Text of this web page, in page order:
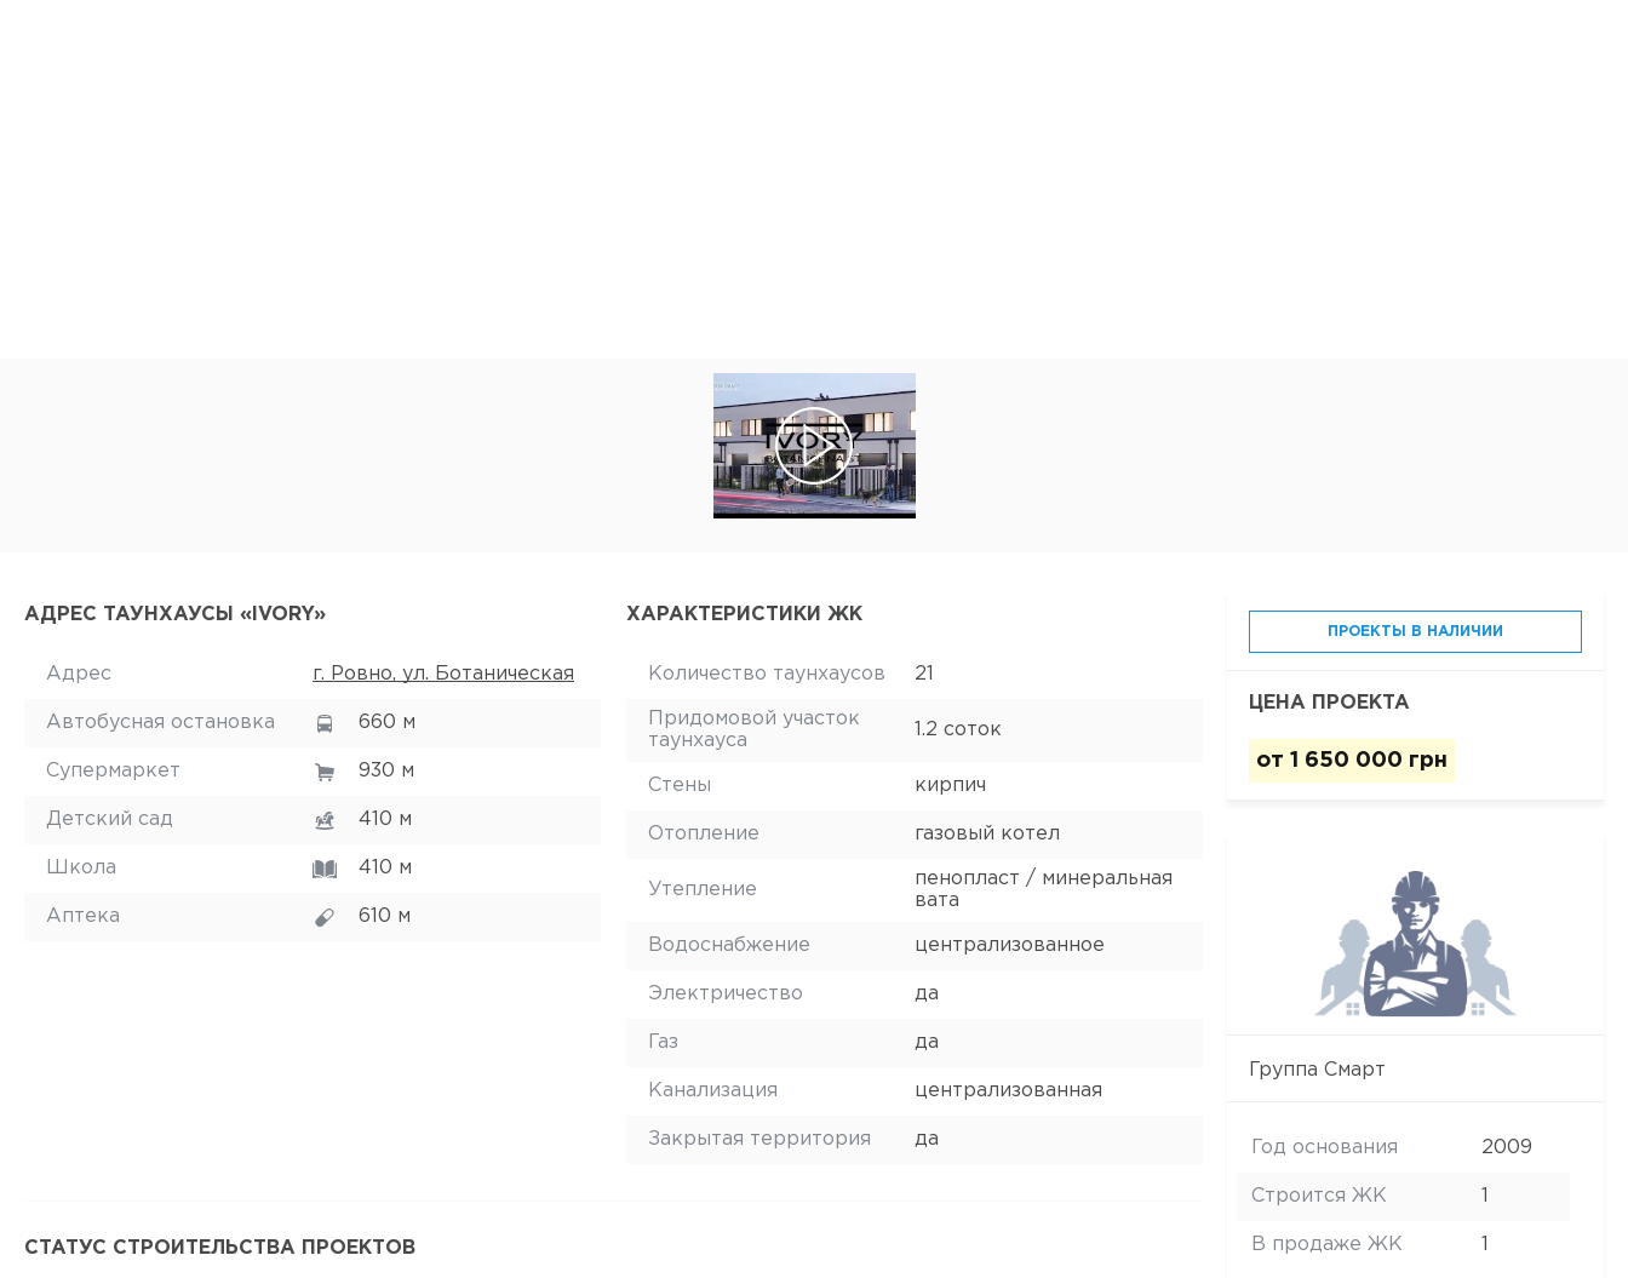
АДРЕС ТАУНХАУСЫ «IVORY»
Адрес г. Ровно, ул. Ботаническая
Автобусная остановка 660 м
Супермаркет 930 м
Детский сад 410 м
Школа 410 м
Аптека 610 м
ХАРАКТЕРИСТИКИ ЖК
Количество таунхаусов 21
Придомовой участок
таунхауса
1.2 соток
Стены кирпич
Отопление газовый котел
Утепление
пенопласт / минеральная
вата
Водоснабжение централизованное
Электричество да
Газ да
Канализация централизованная
Закрытая территория да
СТАТУС СТРОИТЕЛЬСТВА ПРОЕКТОВ
ПРОЕКТЫ В НАЛИЧИИ
ЦЕНА ПРОЕКТА
от 1 650 000 грн
Группа Смарт
Год основания 2009
Строится ЖК
В продаже ЖК